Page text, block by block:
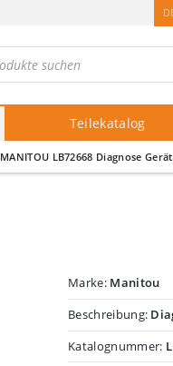
Teilekatalog
MANITOU LB72668 Diagnose Gerät
Marke: Manitou
Beschreibung:
Katalognummer: